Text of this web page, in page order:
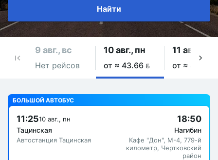
Найти
9 авг., вс
Нет рейсов
10 авг., пн
от ≈ 43.66 
11 авг., вт
от ≈ 43.66 
БОЛЬШОЙ АВТОБУС
11:2510 авг., пн
Тацинская
Автостанция Тацинская
18:50
Нагибин
Кафе "Дон", М-4, 779-й
километр, Чертковский
район